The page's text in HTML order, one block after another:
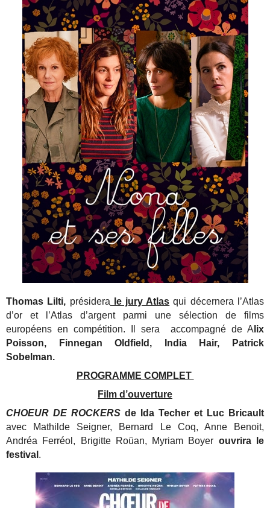
Thomas Lilti, présidera le jury Atlas qui décernera l’Atlas
d’or et l’Atlas d’argent parmi une sélection de films
européens en compétition. Il sera accompagné de A lix
Poisson, Finnegan Oldfield, India Hair, Patrick
Sobelman.
PROGRAMME COMPLET
Film d’ouverture
CHOEUR DE ROCKERSde Ida Techer et Luc Bricault
avec Mathilde Seigner, Bernard Le Coq, Anne Benoit,
Andréa Ferréol, Brigitte Roüan, Myriam Boyer ouvrira le
festival .